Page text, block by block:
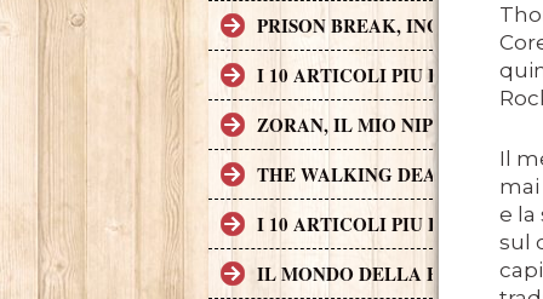
PRISON BREAK, INGEGNO,
I 10 ARTICOLI PIU LETTI SUL
ZORAN, IL MIO NIPOTE SCEMO.
THE WALKING DEAD
I 10 ARTICOLI PIU LETTI SUL
IL MONDO DELLA FINANZA
Il
mai
e la
sul